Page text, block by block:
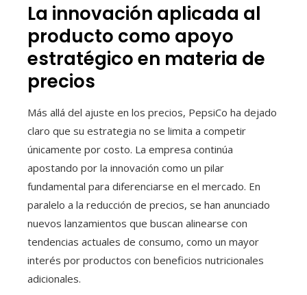
La innovación aplicada al
producto como apoyo
estratégico en materia de
precios
Más allá del ajuste en los precios, PepsiCo ha dejado
claro que su estrategia no se limita a competir
únicamente por costo. La empresa continúa
apostando por la innovación como un pilar
fundamental para diferenciarse en el mercado. En
paralelo a la reducción de precios, se han anunciado
nuevos lanzamientos que buscan alinearse con
tendencias actuales de consumo, como un mayor
interés por productos con beneficios nutricionales
adicionales.